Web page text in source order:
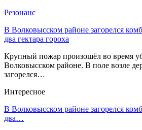
Резонанс
В Волковысском районе загорелся
два гектара гороха
Крупный пожар произошёл во время
Волковысском районе. В поле возле
загорелся…
Интересное
В Волковысском районе загорелся
два…